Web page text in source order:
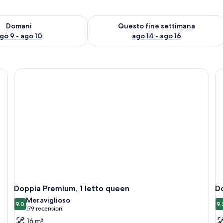
Domani
9 - ago 10
per domani, ago 9 - ago 10
Questo fine settimana
ago 14 - ago 16
Verifica la disponibilità per questo
Doppia Premium, 1 letto queen
9.09.0 su 10
Meraviglioso
179 recensioni
(179
recensioni)
16 m²